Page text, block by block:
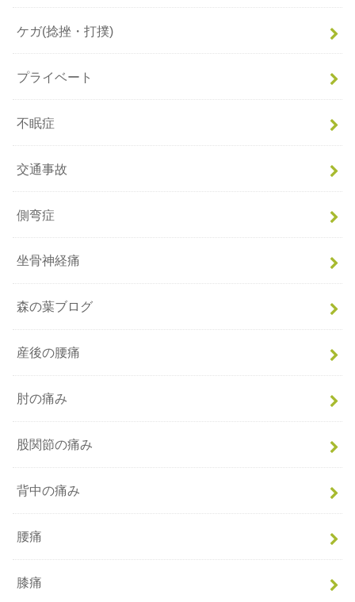
ケガ(捻挫・打撲)
プライベート
不眠症
交通事故
側弯症
坐骨神経痛
森の葉ブログ
産後の腰痛
肘の痛み
股関節の痛み
背中の痛み
腰痛
膝痛